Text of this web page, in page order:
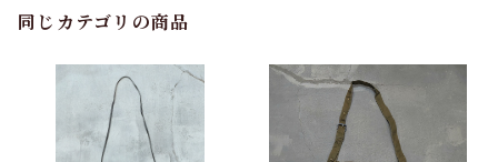
同じカテゴリの商品